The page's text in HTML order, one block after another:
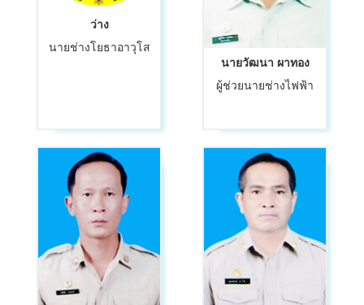
ว่าง
นายช่างโยธาอาวุโส
นายวัฒนา ผาทอง
ผู้ช่วยนายช่างไฟฟ้า